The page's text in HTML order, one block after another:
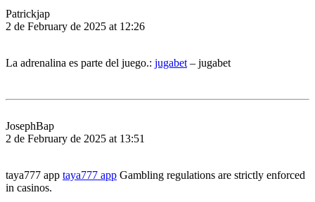
Patrickjap
2 de February de 2025 at 12:26
La adrenalina es parte del juego.: jugabet – jugabet
JosephBap
2 de February de 2025 at 13:51
taya777 app taya777 app Gambling regulations are strictly enforced
in casinos.